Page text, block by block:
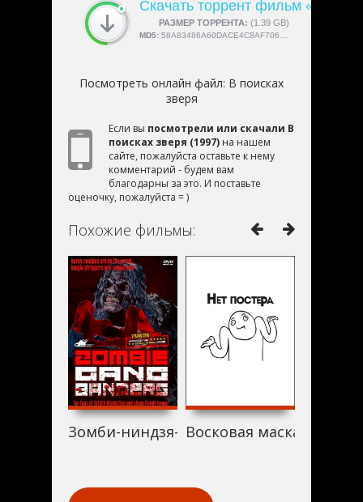
Скачать торрент фильм «В
РАЗМЕР ТОРРЕНТА: (1.39 GB)
СКАЧАЛИ:4189
MD5: 58A83486A60DACE4C8AF7063547A49F4
Посмотреть онлайн файл: В поисках
зверя
Если вы посмотрели или скачали В
поисках зверя (1997) на нашем
сайте, пожалуйста оставьте к нему
комментарий - будем вам
благодарны за это. И поставьте
оценочку, пожалуйста = )
Похожие фильмы:
Зомби-ниндзя-бандиты (1997)
Восковая маска (1997)